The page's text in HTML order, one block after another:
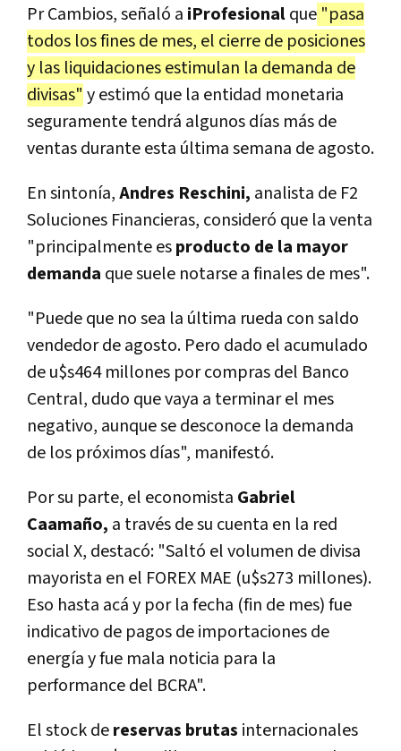
Pr Cambios, señaló a iProfesionalque "pasa
todos los fines de mes, el cierre de posiciones
y las liquidaciones estimulan la demanda de
divisas" y estimó que la entidad monetaria
seguramente tendrá algunos días más de
ventas durante esta última semana de agosto.
En sintonía,Andres Reschini, analista de F2
Soluciones Financieras, consideró que la venta
"principalmente esproducto de la mayor
demanda que suele notarse a finales de mes".
"Puede que no sea la última rueda con saldo
vendedor de agosto. Pero dado el acumulado
de u$s464 millones por compras del Banco
Central, dudo que vaya a terminar el mes
negativo, aunque se desconoce la demanda
de los próximos días", manifestó.
Por su parte, el economista Gabriel
Caamaño, a través de su cuenta en la red
social X, destacó: "Saltó el volumen de divisa
mayorista en el FOREX MAE (u$s273 millones).
Eso hasta acá y por la fecha (fin de mes) fue
indicativo de pagos de importaciones de
energía y fue mala noticia para la
performance del BCRA".
El stock dereservas brutas internacionales